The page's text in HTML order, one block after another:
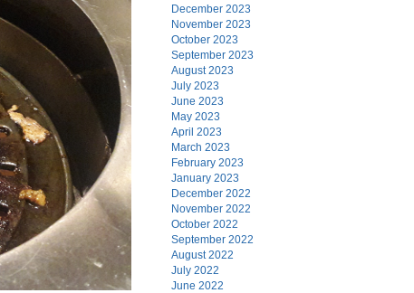
December 2023
November 2023
October 2023
September 2023
August 2023
July 2023
June 2023
May 2023
April 2023
March 2023
February 2023
January 2023
December 2022
November 2022
October 2022
September 2022
August 2022
July 2022
June 2022